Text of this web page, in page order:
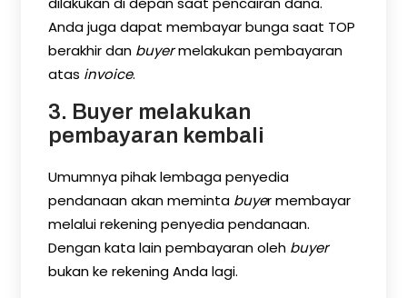
Anda juga dapat membayar bunga saat TOP
berakhir dan buyermelakukan pembayaran
atas invoice.
3. Buyer melakukan
pembayaran kembali
Umumnya pihak lembaga penyedia
pendanaan akan meminta buyer membayar
melalui rekening penyedia pendanaan.
Dengan kata lain pembayaran oleh buyer
bukan ke rekening Anda lagi.